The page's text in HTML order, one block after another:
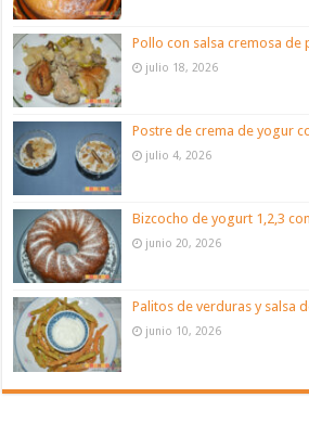
Pollo con salsa cremosa de
julio 18, 2026
Postre de crema de yogur
julio 4, 2026
Bizcocho de yogurt 1,2,3
junio 20, 2026
Palitos de verduras y salsa
junio 10, 2026